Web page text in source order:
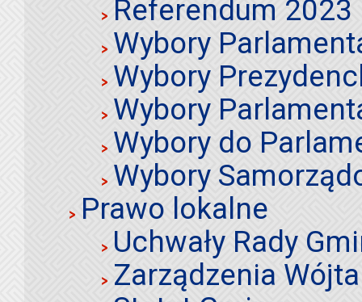
Referendum 2023
Wybory
Wybory
Wybory
Wybory do
Wybory
Prawo lokalne
Uchwały Rady
Zarządzenia Wójta